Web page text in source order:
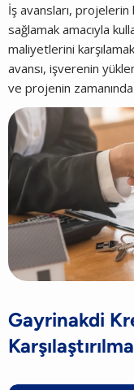
İş avansları, projelerin
sağlamak amacıyla
maliyetlerini
avansı, işverenin
ve projenin zamanında
Gayrinakdi